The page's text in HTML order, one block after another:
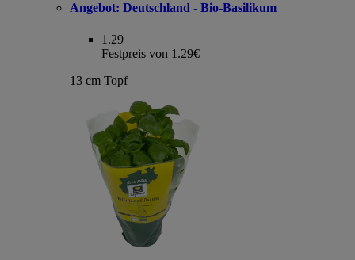
Angebot: Deutschland - Bio-Basilikum
1.29
Festpreis von 1.29€
13 cm Topf